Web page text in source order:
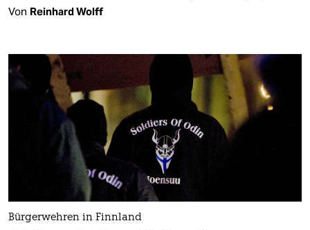
Von Reinhard Wolff
Bürgerwehren in Finnland